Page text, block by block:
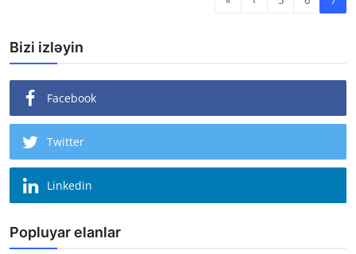
Bizi izləyin
Facebook
Twitter
Linkedin
Popluyar elanlar